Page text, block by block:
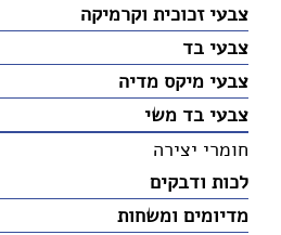
צבעי זכוכית וקרמיקה
צבעי בד
צבעי מיקס מדיה
צבעי בד משי
חומרי יצירה
לכות ודבקים
מדיומים ומשחות